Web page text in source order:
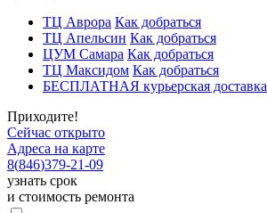
ТЦ Аврора Как добраться
ТЦ Апельсин Как добраться
ЦУМ Самара Как добраться
ТЦ Максидом Как добраться
БЕСПЛАТНАЯ курьерская доставка
Приходите!
Сейчас открыто
Адреса на карте
8(846)379-21-09
узнать срок
и стоимость ремонта